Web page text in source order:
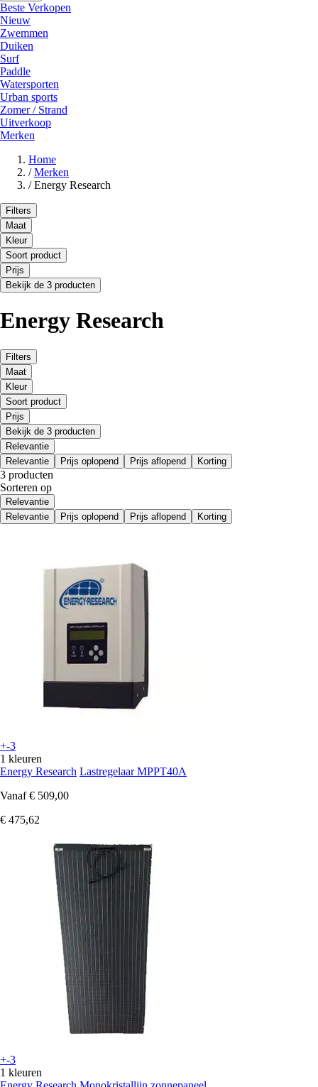
Beste Verkopen
Nieuw
Zwemmen
Duiken
Surf
Paddle
Watersporten
Urban sports
Zomer / Strand
Uitverkoop
Merken
Home
/ Merken
/ Energy Research
Filters
Maat
Kleur
Soort product
Prijs
Bekijk de 3 producten
Energy Research
Filters
Maat
Kleur
Soort product
Prijs
Bekijk de 3 producten
Relevantie
Relevantie
Prijs oplopend Prijs aflopend Korting
3 producten
Sorteren op
Relevantie
Relevantie
Prijs oplopend Prijs aflopend Korting
+-3
1 kleuren
Energy Research Lastregelaar MPPT40A
Vanaf € 509,00
€ 475,62
+-3
1 kleuren